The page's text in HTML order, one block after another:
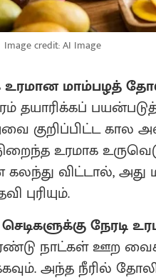
Image credit: AI Image
மாம்பழத்
தயாரிக்கப்
குறிப்பிட்ட கால
உரமாக
விட்டால், அது
புரியும்.
நேரடி
நாட்கள் ஊற
அந்த நீரில்